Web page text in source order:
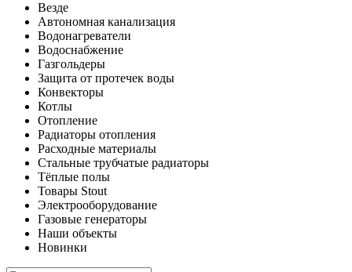
Везде
Автономная канализация
Водонагреватели
Водоснабжение
Газгольдеры
Защита от протечек воды
Конвекторы
Котлы
Отопление
Радиаторы отопления
Расходные материалы
Стальные трубчатые радиаторы
Тёплые полы
Товары Stout
Электрооборудование
Газовые генераторы
Наши объекты
Новинки